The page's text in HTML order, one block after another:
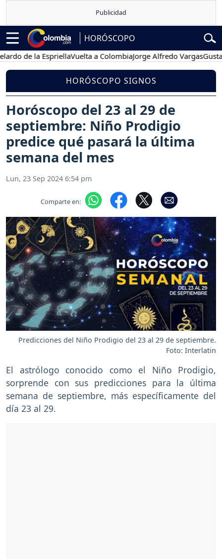
HORÓSCOPO
de la EspriellaVuelta a ColombiaJorge Alfredo VargasGustavo
HORÓSCOPO SIGNOS
Horóscopo del 23 al 29 de
septiembre: Niño Prodigio
predice qué pasará la última
semana del mes
Lun, 23 Sep 2024 6:54 pm
Comparte en:
Predicciones del Niño Prodigio del 23 al 29 de septiembre.
Foto: Interlatin
El astrólogo conocido como el Niño Prodigio,
sorprende con sus predicciones para la última
semana de septiembre, más específicamente del
día 23 al 29.